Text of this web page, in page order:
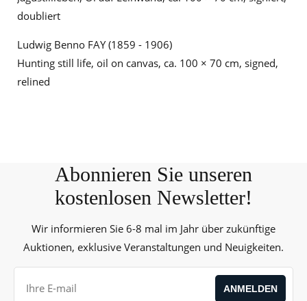
doubliert
Ludwig Benno FAY (1859 - 1906)
Hunting still life, oil on canvas, ca. 100 × 70 cm, signed,
relined
Abonnieren Sie unseren
kostenlosen Newsletter!
Wir informieren Sie 6-8 mal im Jahr über zukünftige
Auktionen, exklusive Veranstaltungen und Neuigkeiten.